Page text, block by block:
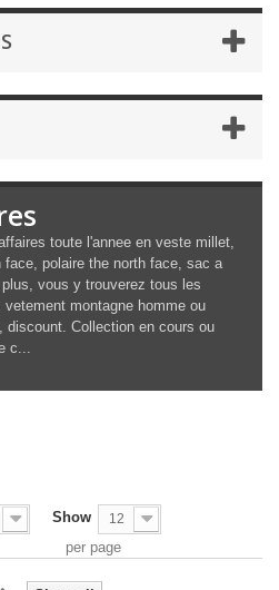
toute l'annee en veste millet,
polaire the north face, sac a
vous y trouverez tous les
montagne homme ou
discount. Collection en cours ou
c...
Show 12
per page